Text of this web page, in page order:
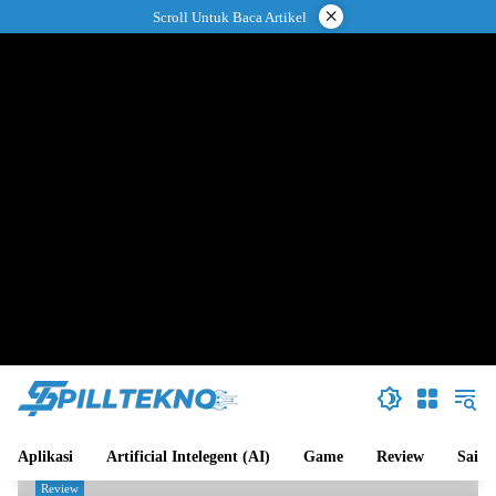
ke
Scroll Untuk Baca Artikel ×
Aplikasi Artificial Intelegent (AI) Game Review Sains
Review